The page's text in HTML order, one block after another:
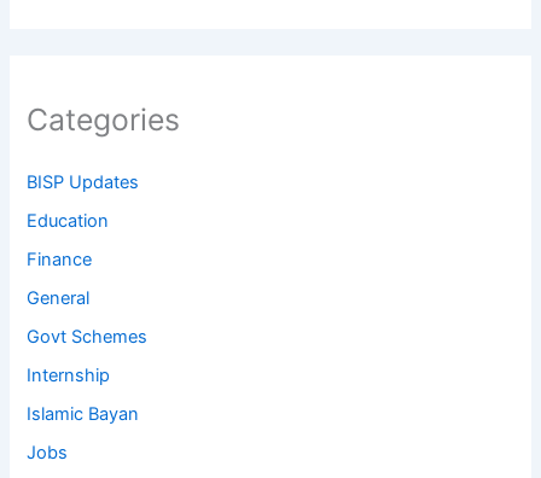
Categories
BISP Updates
Education
Finance
General
Govt Schemes
Internship
Islamic Bayan
Jobs